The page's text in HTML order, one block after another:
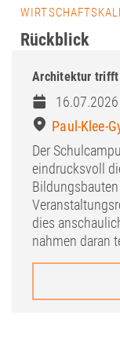
Rückblick
Architektur trifft
Paul-Klee-
Der
eindrucksvoll
dies
nahmen daran